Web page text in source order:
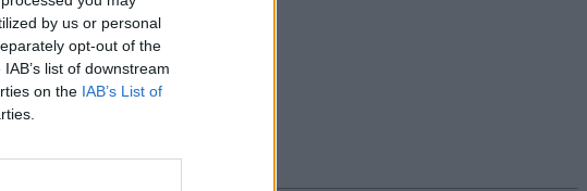
by us or personal
opt-out of the
list of downstream
on the IAB’s List of